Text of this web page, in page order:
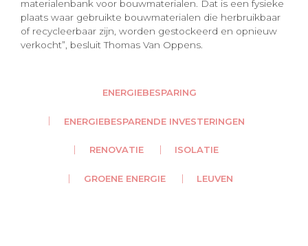
materialenbank voor bouwmaterialen. Dat is een fysieke
plaats waar gebruikte bouwmaterialen die herbruikbaar
of recycleerbaar zijn, worden gestockeerd en opnieuw
verkocht”, besluit Thomas Van Oppens.
ENERGIEBESPARING
ENERGIEBESPARENDE INVESTERINGEN
RENOVATIE ISOLATIE
GROENE ENERGIE LEUVEN